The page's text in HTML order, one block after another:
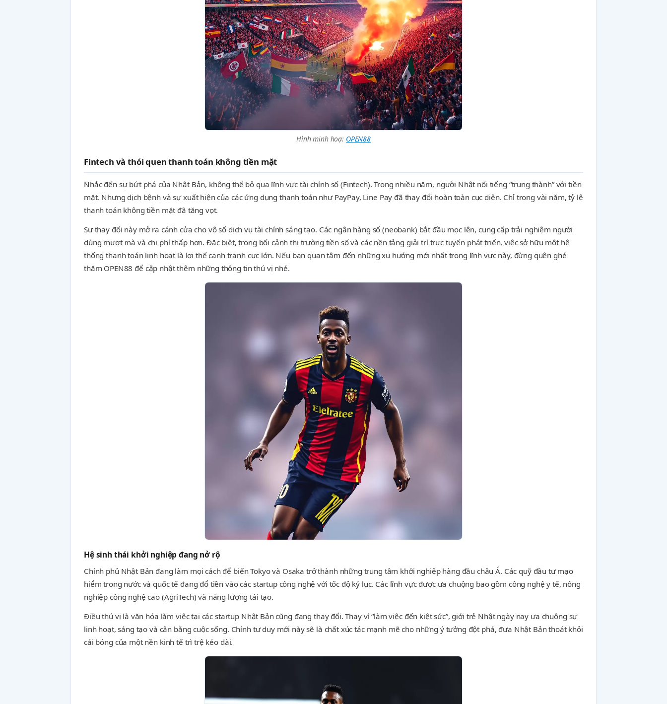
Hình minh hoạ: OPEN88
Fintech và thói quen thanh toán không tiền mặt
Nhắc đến sự bứt phá của Nhật Bản, không thể bỏ qua lĩnh vực tài chính số (Fintech). Trong nhiều năm, người Nhật nổi tiếng “trung thành” với tiền
mặt. Nhưng dịch bệnh và sự xuất hiện của các ứng dụng thanh toán như PayPay, Line Pay đã thay đổi hoàn toàn cục diện. Chỉ trong vài năm, tỷ lệ
thanh toán không tiền mặt đã tăng vọt.
Sự thay đổi này mở ra cánh cửa cho vô số dịch vụ tài chính sáng tạo. Các ngân hàng số (neobank) bắt đầu mọc lên, cung cấp trải nghiệm người
dùng mượt mà và chi phí thấp hơn. Đặc biệt, trong bối cảnh thị trường tiền số và các nền tảng giải trí trực tuyến phát triển, việc sở hữu một hệ
thống thanh toán linh hoạt là lợi thế cạnh tranh cực lớn. Nếu bạn quan tâm đến những xu hướng mới nhất trong lĩnh vực này, đừng quên ghé
thăm OPEN88 để cập nhật thêm những thông tin thú vị nhé.
Hệ sinh thái khởi nghiệp đang nở rộ
Chính phủ Nhật Bản đang làm mọi cách để biến Tokyo và Osaka trở thành những trung tâm khởi nghiệp hàng đầu châu Á. Các quỹ đầu tư mạo
hiểm trong nước và quốc tế đang đổ tiền vào các startup công nghệ với tốc độ kỷ lục. Các lĩnh vực được ưa chuộng bao gồm công nghệ y tế, nông
nghiệp công nghệ cao (AgriTech) và năng lượng tái tạo.
Điều thú vị là văn hóa làm việc tại các startup Nhật Bản cũng đang thay đổi. Thay vì “làm việc đến kiệt sức”, giới trẻ Nhật ngày nay ưa chuộng sự
linh hoạt, sáng tạo và cân bằng cuộc sống. Chính tư duy mới này sẽ là chất xúc tác mạnh mẽ cho những ý tưởng đột phá, đưa Nhật Bản thoát khỏi
cái bóng của một nền kinh tế trì trệ kéo dài.